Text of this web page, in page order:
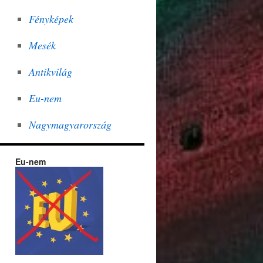
Fényképek
Mesék
Antikvilág
Eu-nem
Nagymagyarország
Eu-nem